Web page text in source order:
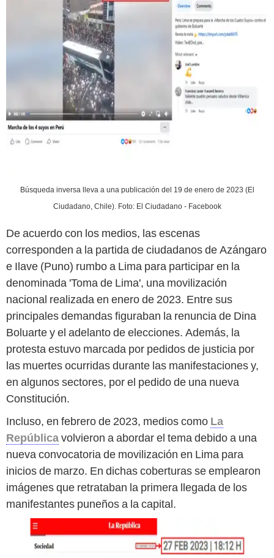
Búsqueda inversa lleva a una publicación del 19 de enero de 2023 (El
Ciudadano, Chile). Foto: El Ciudadano - Facebook
De acuerdo con los medios, las escenas
corresponden a la partida de ciudadanos de Azángaro
e Ilave (Puno) rumbo a Lima para participar en la
denominada 'Toma de Lima', una movilización
nacional realizada en enero de 2023. Entre sus
principales demandas figuraban la renuncia de Dina
Boluarte y el adelanto de elecciones. Además, la
protesta estuvo marcada por pedidos de justicia por
las muertes ocurridas durante las manifestaciones y,
en algunos sectores, por el pedido de una nueva
Constitución.
Incluso, en febrero de 2023, medios como La
Repúblicavolvieron a abordar el tema debido a una
nueva convocatoria de movilización en Lima para
inicios de marzo. En dichas coberturas se emplearon
imágenes que retrataban la primera llegada de los
manifestantes puneños a la capital.